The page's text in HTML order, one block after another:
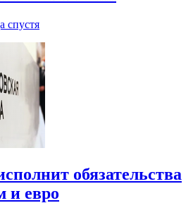
спустя
обязательства
и евро